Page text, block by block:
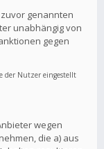
genannten
unabhängig von
gegen
der Nutzer eingestellt
wegen
die a) aus